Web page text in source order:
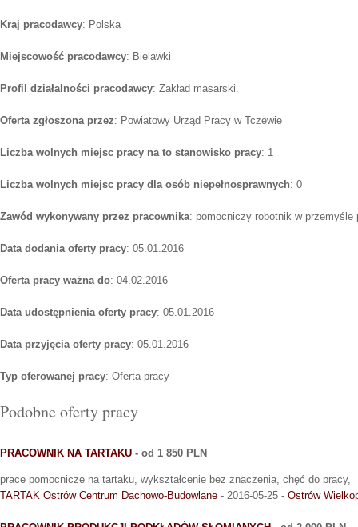
Kraj pracodawcy: Polska
Miejscowość pracodawcy: Bielawki
Profil działalności pracodawcy: Zakład masarski.
Oferta zgłoszona przez: Powiatowy Urząd Pracy w Tczewie
Liczba wolnych miejsc pracy na to stanowisko pracy: 1
Liczba wolnych miejsc pracy dla osób niepełnosprawnych: 0
Zawód wykonywany przez pracownika: pomocniczy robotnik w przemyśle
Data dodania oferty pracy: 05.01.2016
Oferta pracy ważna do: 04.02.2016
Data udostępnienia oferty pracy: 05.01.2016
Data przyjęcia oferty pracy: 05.01.2016
Typ oferowanej pracy: Oferta pracy
Podobne oferty pracy
PRACOWNIK NA TARTAKU - od 1 850 PLN
prace pomocnicze na tartaku, wykształcenie bez znaczenia, chęć do pracy,
TARTAK Ostrów Centrum Dachowo-Budowlane - 2016-05-25 - Ostrów